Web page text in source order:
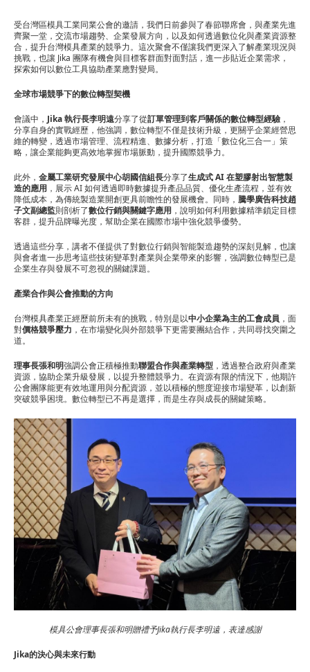
業
公
會
春
節
聯
席
會
紀
錄
受台灣區模具工業同業公會的邀請，我們日前參與了春節聯席會，與產業先進
齊聚一堂，交流市場趨勢、企業發展方向，以及如何透過數位化與產業資源整
合，提升台灣模具產業的競爭力。這次聚會不僅讓我們更深入了解產業現況與
挑戰，也讓 Jika 團隊有機會與目標客群面對面對話，進一步貼近企業需求，
探索如何以數位工具協助產業應對變局。
全球市場競爭下的數位轉型契機
會議中， Jika 執行長李明遠分享了從訂單管理到客戶關係的數位轉型經驗 ，
分享自身的實戰經歷，他強調，數位轉型不僅是技術升級，更關乎企業經營思
維的轉變，透過市場管理、流程精進、數據分析，打造「數位化三合一」策
略，讓企業能夠更高效地掌握市場脈動，提升國際競爭力。
此外， 金屬工業研究發展中心胡國信組長分享了生成式 AI 在塑膠射出智慧製
造的應用 ，展示 AI 如何透過即時數據提升產品品質、優化生產流程，並有效
降低成本，為傳統製造業開創更具前瞻性的發展機會。同時， 騰學廣告科技趙
子文副總監則剖析了數位行銷與關鍵字應用 ，說明如何利用數據精準鎖定目標
客群，提升品牌曝光度，幫助企業在國際市場中強化競爭優勢。
透過這些分享，講者不僅提供了對數位行銷與智能製造趨勢的深刻見解，也讓
與會者進一步思考這些技術變革對產業與企業帶來的影響，強調數位轉型已是
企業生存與發展不可忽視的關鍵課題。
產業合作與公會推動的方向
台灣模具產業正經歷前所未有的挑戰，特別是以中小企業為主的工會成員 ，面
對價格競爭壓力 ，在市場變化與外部競爭下更需要團結合作，共同尋找突圍之
道。
理事長張和明強調公會正積極推動聯盟合作與產業轉型 ，透過整合政府與產業
資源，協助企業升級發展，以提升整體競爭力。在資源有限的情況下，他期許
公會團隊能更有效地運用與分配資源，並以積極的態度迎接市場變革，以創新
突破競爭困境。數位轉型已不再是選擇，而是生存與成長的關鍵策略。
模具公會理事長張和明贈禮予Jika執行長李明遠，表達感謝
Jika的決心與未來行動